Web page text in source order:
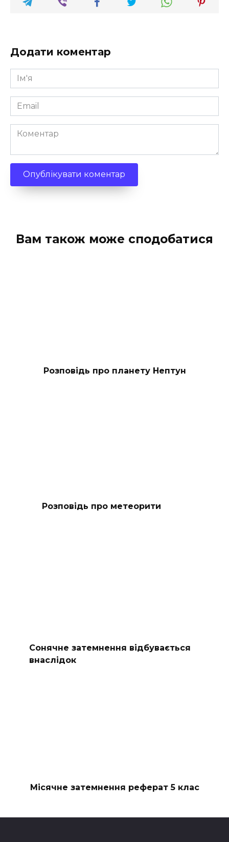
Додати коментар
Ім'я
*
Email
*
Коментар
Вам також може сподобатися
Розповідь про планету Нептун
Розповідь про метеорити
Сонячне затемнення відбувається
внаслідок
Місячне затемнення реферат 5 клас